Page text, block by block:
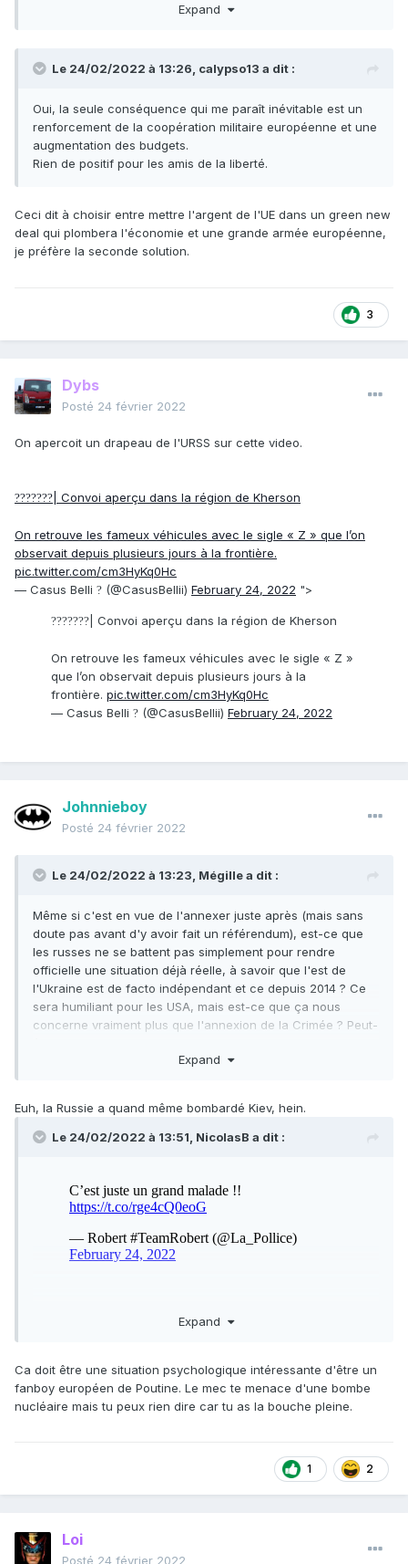
les baltes et la Finlande, mais ce serait extrêmement
n'ont pas de territoires occupés depuis près d'une
Ce qui risque de suivre, par contre, est le retour du plan
pour "l'Europe de la défense", qui fera de l'UE,
concrètement, un état fédéral.
Expand
Le 24/02/2022 à 13:26, calypso13 a dit :
Oui, la seule conséquence qui me paraît inévitable est un
renforcement de la coopération militaire européenne et une
augmentation des budgets.
Rien de positif pour les amis de la liberté.
Ceci dit à choisir entre mettre l'argent de l'UE dans un green new
deal qui plombera l'économie et une grande armée européenne,
je préfère la seconde solution.
3
Dybs
Posté 24 février 2022
On apercoit un drapeau de l'URSS sur cette video.
??????? | Convoi aperçu dans la région de Kherson
On retrouve les fameux véhicules avec le sigle « Z » que l’on
observait depuis plusieurs jours à la frontière.
pic.twitter.com/cm3HyKq0Hc
— Casus Belli ? (@CasusBellii) February 24, 2022 ">
??????? | Convoi aperçu dans la région de Kherson
On retrouve les fameux véhicules avec le sigle « Z »
que l’on observait depuis plusieurs jours à la
frontière. pic.twitter.com/cm3HyKq0Hc
— Casus Belli ? (@CasusBellii) February 24, 2022
Johnnieboy
Posté 24 février 2022
Le 24/02/2022 à 13:23, Mégillea dit :
Même si c'est en vue de l'annexer juste après (mais sans
doute pas avant d'y avoir fait un référendum), est-ce que
les russes ne se battent pas simplement pour rendre
officielle une situation déjà réelle, à savoir que l'est de
l'Ukraine est de facto indépendant et ce depuis 2014 ? Ce
sera humiliant pour les USA, mais est-ce que ça nous
concerne vraiment plus que l'annexion de la Crimée ? Peut-
les baltes et la Finlande, mais ce serait extrêmement
n'ont pas de territoires occupés depuis près d'une
décennie par des mercenaires à la solde de Moscou.
concrètement, un état fédéral.
Expand
Euh, la Russie a quand même bombardé Kiev, hein.
Le 24/02/2022 à 13:51, NicolasB a dit :
Je ne sais pas si la traduction russe est fiable....
Expand
Ca doit être une situation psychologique intéressante d'être un
fanboy européen de Poutine. Le mec te menace d'une bombe
nucléaire mais tu peux rien dire car tu as la bouche pleine.
1 2
Loi
Posté 24 février 2022